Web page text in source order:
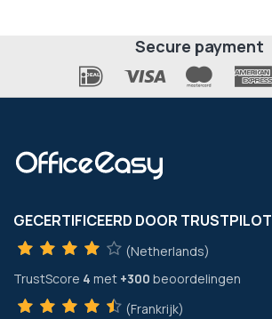
Secure payment
GECERTIFICEERD DOOR TRUSTPILOT
(Netherlands)
TrustScore 4 met +300 beoordelingen
(Frankrijk)